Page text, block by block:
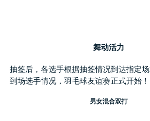
舞动活力
抽签后，各选手根据抽签情况到达指定
到场选手情况，羽毛球友谊赛正式开始！
男女混合双打